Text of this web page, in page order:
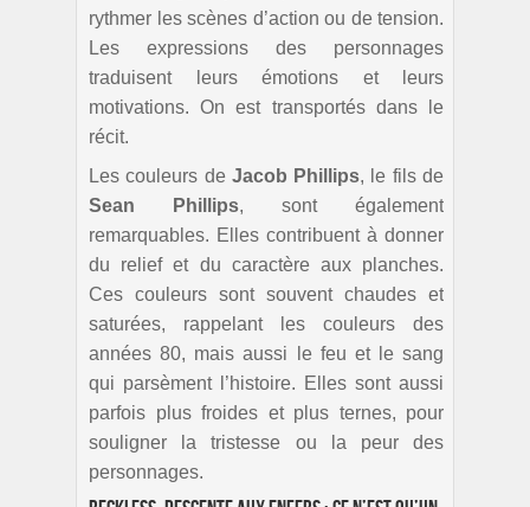
rythmer les scènes d’action ou de tension.
Les expressions des personnages
traduisent leurs émotions et leurs
motivations. On est transportés dans le
récit.
Les couleurs de Jacob Phillips, le fils de
Sean Phillips, sont également
remarquables. Elles contribuent à donner
du relief et du caractère aux planches.
Ces couleurs sont souvent chaudes et
saturées, rappelant les couleurs des
années 80, mais aussi le feu et le sang
qui parsèment l’histoire. Elles sont aussi
parfois plus froides et plus ternes, pour
souligner la tristesse ou la peur des
personnages.